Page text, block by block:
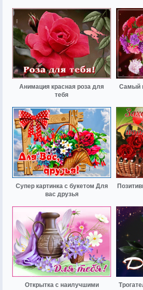
Анимация красная роза для
тебя
Самый
Супер картинка с букетом Для
вас друзья
Открытка с наилучшими